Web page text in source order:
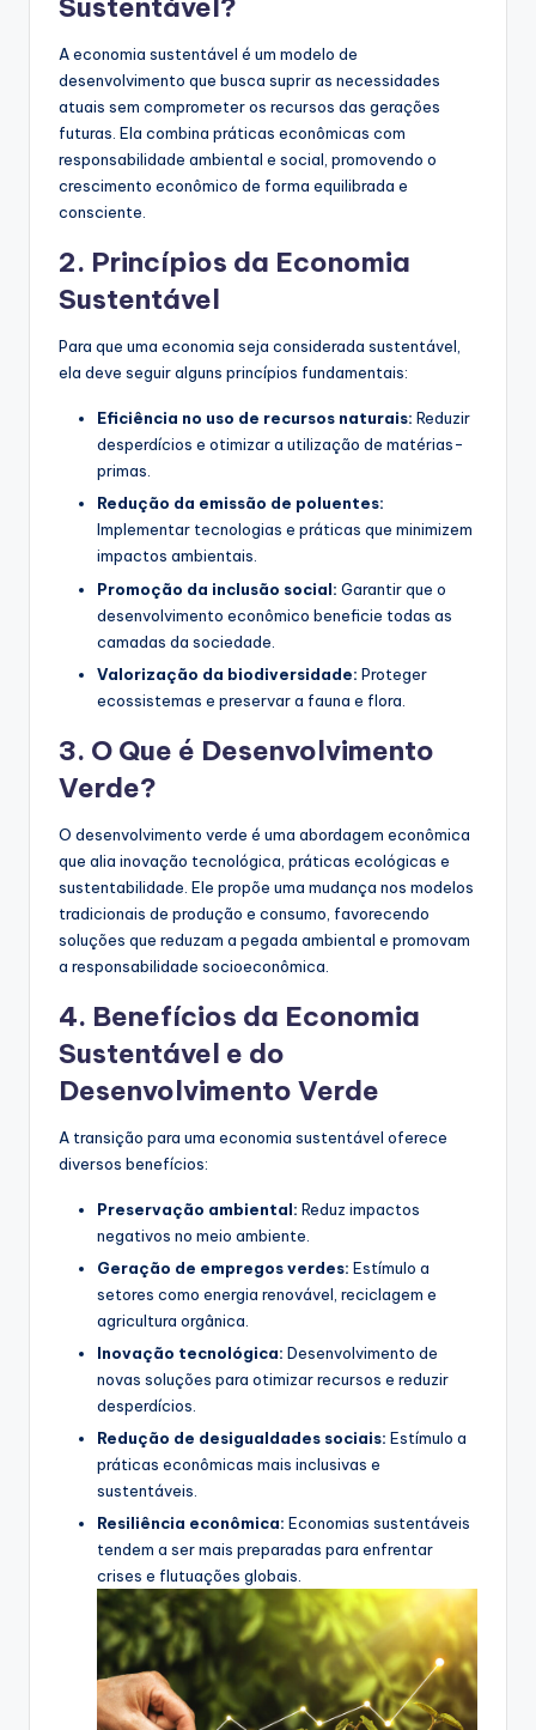
Sustentável?
A economia sustentável é um modelo de
desenvolvimento que busca suprir as necessidades
atuais sem comprometer os recursos das gerações
futuras. Ela combina práticas econômicas com
responsabilidade ambiental e social, promovendo o
crescimento econômico de forma equilibrada e
consciente.
2. Princípios da Economia
Sustentável
Para que uma economia seja considerada sustentável,
ela deve seguir alguns princípios fundamentais:
Eficiência no uso de recursos naturais: Reduzir
desperdícios e otimizar a utilização de matérias-
primas.
Redução da emissão de poluentes:
Implementar tecnologias e práticas que minimizem
impactos ambientais.
Promoção da inclusão social: Garantir que o
desenvolvimento econômico beneficie todas as
camadas da sociedade.
Valorização da biodiversidade: Proteger
ecossistemas e preservar a fauna e flora.
3. O Que é Desenvolvimento
Verde?
O desenvolvimento verde é uma abordagem econômica
que alia inovação tecnológica, práticas ecológicas e
sustentabilidade. Ele propõe uma mudança nos modelos
tradicionais de produção e consumo, favorecendo
soluções que reduzam a pegada ambiental e promovam
a responsabilidade socioeconômica.
4. Benefícios da Economia
Sustentável e do
Desenvolvimento Verde
A transição para uma economia sustentável oferece
diversos benefícios:
Preservação ambiental: Reduz impactos
negativos no meio ambiente.
Geração de empregos verdes: Estímulo a
setores como energia renovável, reciclagem e
agricultura orgânica.
Inovação tecnológica: Desenvolvimento de
novas soluções para otimizar recursos e reduzir
desperdícios.
Redução de desigualdades sociais: Estímulo a
práticas econômicas mais inclusivas e
sustentáveis.
Resiliência econômica: Economias sustentáveis
tendem a ser mais preparadas para enfrentar
crises e flutuações globais.